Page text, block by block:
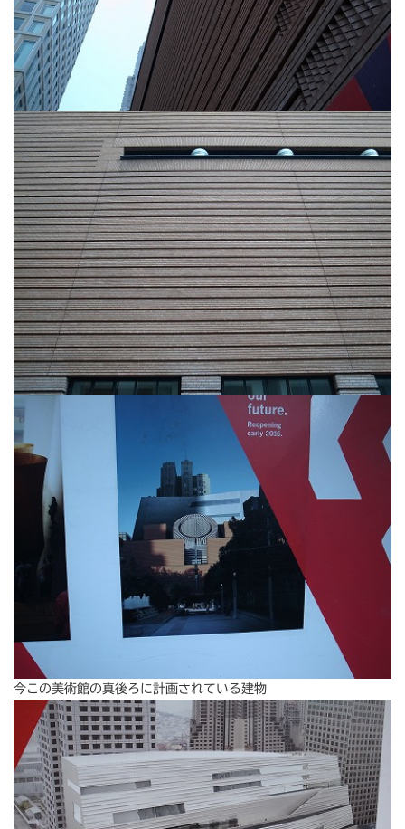
今この美術館の真後ろに計画されている建物